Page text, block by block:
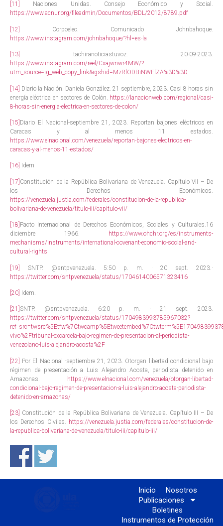
[11]
Naciones Unidas. Consejo Económico y Social.
https://www.acnur.org/fileadmin/Documentos/BDL/2012/8789.pdf
[12]
Corpoelec. Comunicado Johnbahoque.
https://www.instagram.com/johnbahoque/?hl=es-la
[13]
tachiranoticiastuvoz. 20-09-2023.
https://www.instagram.com/reel/Cxajwnwr4MW/?
utm_source=ig_web_copy_link&igshid=MzRlODBiNWFlZA%3D%3D
[14] Diario la Nación. Daniela González. 21 septiembre, 2023. Casi 8 horas sin
energía eléctrica en sectores de Colón. https://lanacionweb.com/regional/casi-
8-horas-sin-energia-electrica-en-sectores-de-colon/
[15] Diario El Nacional-septiembre 21, 2023. Reportan bajones eléctricos en
Caracas y al menos 11 estados.
https://www.elnacional.com/venezuela/reportan-bajones-electricos-en-
caracas-y-al-menos-11-estados/
[16] Idem
[17] Constitución de la República Bolivariana de Venezuela. Capítulo VII – De
los Derechos Económicos.
https://venezuela.justia.com/federales/constitucion-de-la-republica-
bolivariana-de-venezuela/titulo-iii/capitulo-vii/
[18] Pacto Internacional de Derechos Económicos, Sociales y Culturales.16
diciembre 1966. https://www.ohchr.org/es/instruments-
mechanisms/instruments/international-covenant-economic-social-and-
cultural-rights
[19]
SNTP. @sntpvenezuela. 5:50 p. m. · 20 sept. 2023.·
https://twitter.com/sntpvenezuela/status/1704614006571323416
[20] Idem.
[21] SNTP. @sntpvenezuela. 6:20 p. m. · 21 sept. 2023.
https://twitter.com/sntpvenezuela/status/1704983993785967032?
vivo%2Ftribunal-excarcela-bajo-regimen-de-presentacion-al-periodista-
venezolano-luis-alejandro-acosta%2F
[22]
Por El Nacional -septiembre 21, 2023. Otorgan libertad condicional bajo
régimen de presentación a Luis Alejandro Acosta, periodista detenido en
Amazonas. https://www.elnacional.com/venezuela/otorgan-libertad-
condicional-bajo-regimen-de-presentacion-a-luis-alejandro-acosta-periodista-
detenido-en-amazonas/
[23] Constitución de la República Bolivariana de Venezuela. Capítulo III – De
los Derechos Civiles. https://venezuela.justia.com/federales/constitucion-de-
la-republica-bolivariana-de-venezuela/titulo-iii/capitulo-iii/
Inicio
Nosotros
Publicaciones
Boletines
Instrumentos de Protección